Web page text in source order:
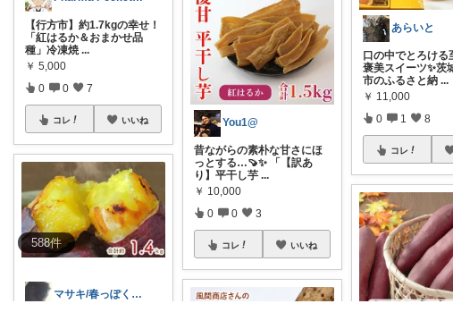
588件
【行方市】約1.7kgの幸せ！
「紅はるか＆おまかせ品
種」冷凍焼 ...
￥ 5,000
0 0 7
コレ いいね
マサキ/春っぽくなってきたね
You1@
昔ながらの素朴な甘さにほ
っとする…🍠✨ 「【訳あ
り】平干し芋...
￥ 10,000
0 0 3
コレ いいね
あらいと
口の中でとろける
褒美スイーツ✨茨
市のふるさと納 ...
￥ 11,000
0 1 8
コレ